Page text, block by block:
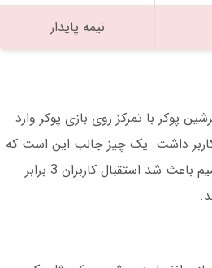
نیمه پایدار
پرشین پوکر با تمرکز روی بازی پوکر وارد
شد. منبع اطلاعاتی که پیدا کردم نشان می دهد این سایت در اولین سال فعالیت خود 20000 کاربر داشت. یک چیز جالب این است که
در آبان 1396 پرشین پوکر یک آپدیت بزرگ انجام داد و بازی انفجار را به پلتفرم اضافه کرد. این تصمیم باعث شد استقبال کاربران 3 برابر